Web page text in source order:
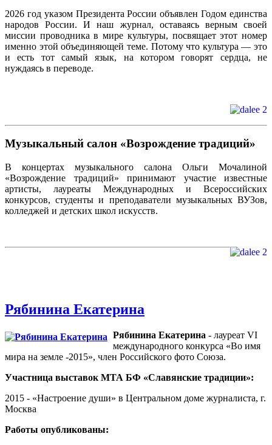
2026 год указом Президента России объявлен Годом единства
народов России. И наш журнал, оставаясь верным своей
миссии проводника в мире культуры, посвящает этот номер
именно этой объединяющей теме. Потому что культура — это
и есть тот самый язык, на котором говорят сердца, не
нуждаясь в переводе.
Музыкальный салон «Возрождение традиций»
В концертах музыкального салона Ольги Мочалиной
«Возрождение традиций» принимают участие известные
артисты, лауреаты Международных и Всероссийских
конкурсов, студенты и преподаватели музыкальных ВУЗов,
колледжей и детских школ искусств.
Рябинина Екатерина
Рябинина Екатерина - лауреат VI
международного конкурса «Во имя
мира на земле -2015», член Российского фото Союза.
Участница выставок МТА БФ «Славянские традиции»:
2015 - «Настроение души» в Центральном доме журналиста, г.
Москва
Работы опубликованы: